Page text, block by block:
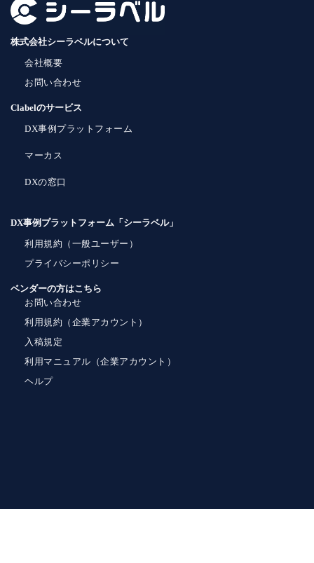
株式会社シーラベルについて
会社概要
お問い合わせ
Clabelのサービス
DX事例プラットフォーム
マーカス
DXの窓口
DX事例プラットフォーム「シーラベル」
利用規約（一般ユーザー）
プライバシーポリシー
ベンダーの方はこちら
お問い合わせ
利用規約（企業アカウント）
入稿規定
利用マニュアル（企業アカウント）
ヘルプ